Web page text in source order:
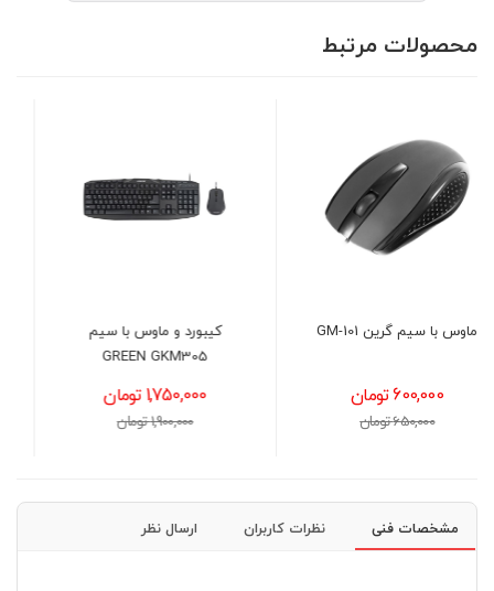
محصولات مرتبط
کیبورد و ماوس با سیم
1,750,000 تومان 1,200,000 تومان
1,400,000 تومان
مشخصات فنی نظرات کاربران ارسال نظر